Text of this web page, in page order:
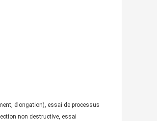
élongation), essai de processus
non destructive, essai